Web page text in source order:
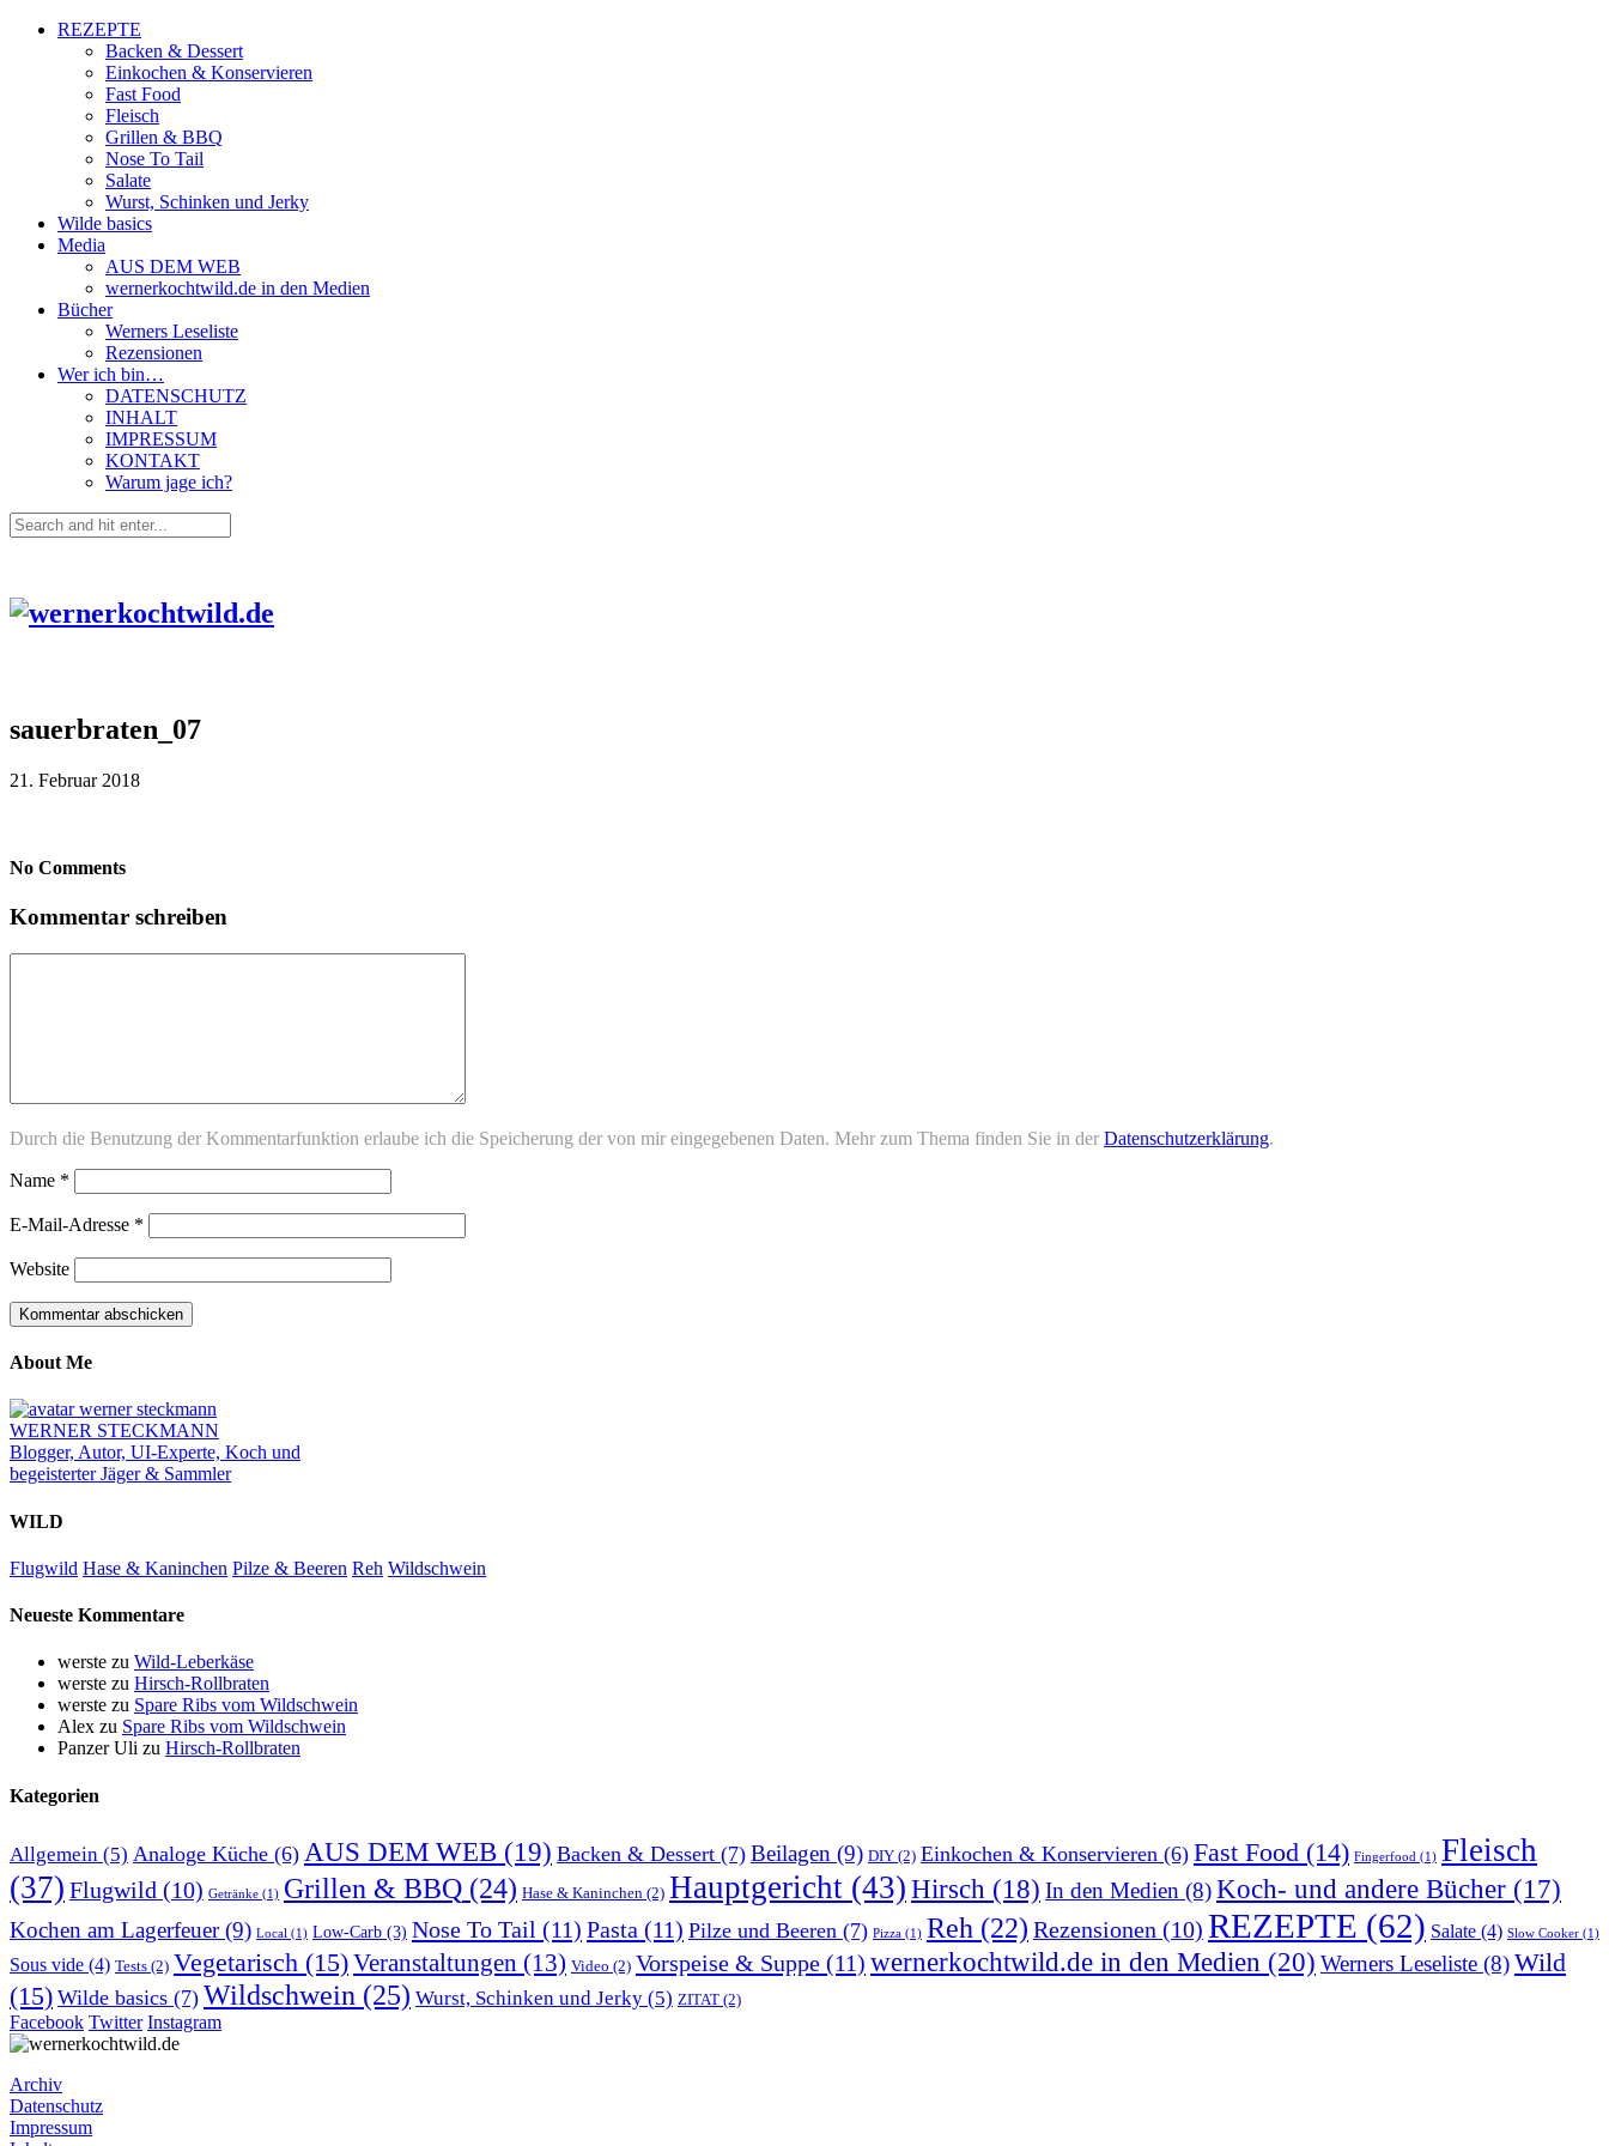
REZEPTE
Backen & Dessert
Einkochen & Konservieren
Fast Food
Fleisch
Grillen & BBQ
Nose To Tail
Salate
Wurst, Schinken und Jerky
Wilde basics
Media
AUS DEM WEB
wernerkochtwild.de in den Medien
Bücher
Werners Leseliste
Rezensionen
Wer ich bin…
DATENSCHUTZ
INHALT
IMPRESSUM
KONTAKT
Warum jage ich?
sauerbraten_07
21. Februar 2018
No Comments
Kommentar schreiben
Durch die Benutzung der Kommentarfunktion erlaube ich die Speicherung der von mir eingegebenen Daten. Mehr zum Thema finden Sie in der Datenschutzerklärung.
Name *
E-Mail-Adresse *
Website
About Me
WERNER STECKMANN
Blogger, Autor, UI-Experte, Koch und
begeisterter Jäger & Sammler
WILD
Flugwild Hase & Kaninchen Pilze & Beeren Reh Wildschwein
Neueste Kommentare
werste zu Wild-Leberkäse
werste zu Hirsch-Rollbraten
werste zu Spare Ribs vom Wildschwein
Alex zu Spare Ribs vom Wildschwein
Panzer Uli zu Hirsch-Rollbraten
Kategorien
Allgemein (5) Analoge Küche (6) AUS DEM WEB (19) Backen & Dessert (7) Beilagen (9) DIY (2) Einkochen & Konservieren (6) Fast Food (14) Fingerfood (1) Fleisch
(37) Flugwild (10) Getränke (1) Grillen & BBQ (24) Hase & Kaninchen (2) Hauptgericht (43) Hirsch (18) In den Medien (8)Koch- und andere Bücher (17)
Kochen am Lagerfeuer(9) Local (1) Low-Carb (3) Nose To Tail (11) Pasta (11) Pilze und Beeren (7) Pizza (1) Reh (22) Rezensionen (10) REZEPTE (62) Salate (4) Slow Cooker (1)
Sous vide (4) Tests (2) Vegetarisch (15)Veranstaltungen (13) Video (2) Vorspeise & Suppe (11) wernerkochtwild.de in den Medien (20) Werners Leseliste (8)Wild
(15) Wilde basics (7) Wildschwein (25) Wurst, Schinken und Jerky (5) ZITAT (2)
Facebook Twitter Instagram
Archiv
Datenschutz
Impressum